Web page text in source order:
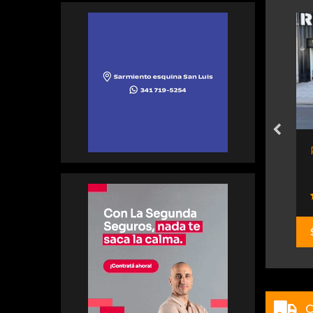
Kia Sportage 2.0 Ex 2wd...
$ 18.900.000